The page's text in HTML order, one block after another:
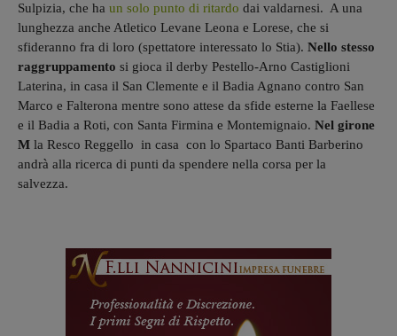
Sulpizia, che ha un solo punto di ritardo dai valdarnesi. A una
lunghezza anche Atletico Levane Leona e Lorese, che si
sfideranno fra di loro (spettatore interessato lo Stia). Nello stesso
raggruppamento si gioca il derby Pestello-Arno Castiglioni
Laterina, in casa il San Clemente e il Badia Agnano contro San
Marco e Falterona mentre sono attese da sfide esterne la Faellese
e il Badia a Roti, con Santa Firmina e Montemignaio. Nel girone
M la Resco Reggello in casa con lo Spartaco Banti Barberino
andrà alla ricerca di punti da spendere nella corsa per la
salvezza.